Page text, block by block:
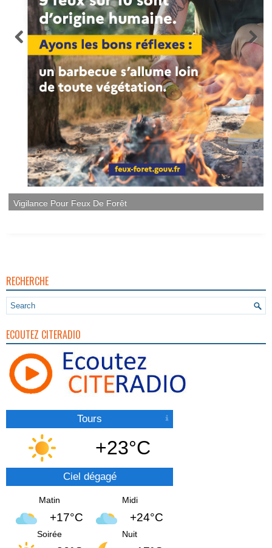
RECHERCHE
ECOUTEZ CITERADIO
Tours
+23°C
Ciel dégagé
Matin
+17°C
Midi
+24°C
Soirée Nuit